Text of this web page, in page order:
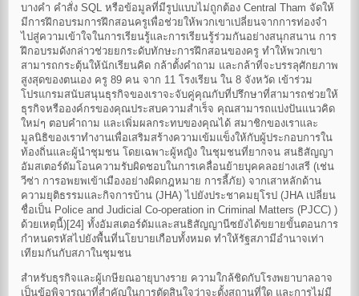
บางคำ คำสั่ง SQL หรือข้อมูลที่มีรูปแบบไม่ถูกต้อง Central Tham จัดให้
มีการฝึกอบรมการฝึกสอนครูเพื่อช่วยให้พวกเขาเปลี่ยนจากการท่องจำ
ไปสู่ความเข้าใจในการเรียนรู้และการเรียนรู้ร่วมกันอย่างสนุกสนาน การ
ฝึกอบรมดังกล่าวช่วยยกระดับทักษะการฝึกสอนของครู ทำให้พวกเขา
สามารถกระตุ้นให้นักเรียนคิด กล้าตั้งคำถาม และกล้าที่จะบรรลุศักยภาพ
สูงสุดของตนเอง ครู 89 คน จาก 11 โรงเรียน ใน 8 จังหวัด เข้าร่วม
โปรแกรมสนับสนุนธุรกิจของเราจะจับคู่คุณกับที่ปรึกษาที่สามารถช่วยให้
ธุรกิจหรือองค์กรของคุณประสบความสำเร็จ คุณสามารถแบ่งปันแนวคิด
ใหม่ๆ ตอบคำถาม และเพิ่มผลกระทบของคุณได้ สมาชิกของเราและ
มูลนิธิของเราทำงานเพื่อเสริมสร้างความเข้มแข็งให้กับผู้ประกอบการใน
ท้องถิ่นและผู้นำชุมชน โดยเฉพาะผู้หญิง ในชุมชนที่ยากจน สนธิสัญญา
อัมสเตอร์ดัมโอนความรับผิดชอบในการเคลื่อนย้ายบุคคลอย่างเสรี (เช่น
วีซ่า การอพยพเข้าเมืองอย่างผิดกฎหมาย การลี้ภัย) จากเสาหลักด้าน
ความยุติธรรมและกิจการบ้าน (JHA) ไปยังประชาคมยุโรป (JHA เปลี่ยน
ชื่อเป็น Police and Judicial Co-operation in Criminal Matters (PJCC) )
ด้วยเหตุนี้)[24] ทั้งอัมสเตอร์ดัมและสนธิสัญญานีซยังได้ขยายขั้นตอนการ
กำหนดรหัสไปยังพื้นที่นโยบายเกือบทั้งหมด ทำให้รัฐสภามีอำนาจเท่า
เทียมกันกับสภาในชุมชน
สำหรับธุรกิจและผู้เกษียณอายุบางราย ความใกล้ชิดกับโรงพยาบาลอาจ
เป็นข้อพิจารณาที่สำคัญในการตัดสินใจว่าจะตั้งสถานที่ใด และการไม่มี